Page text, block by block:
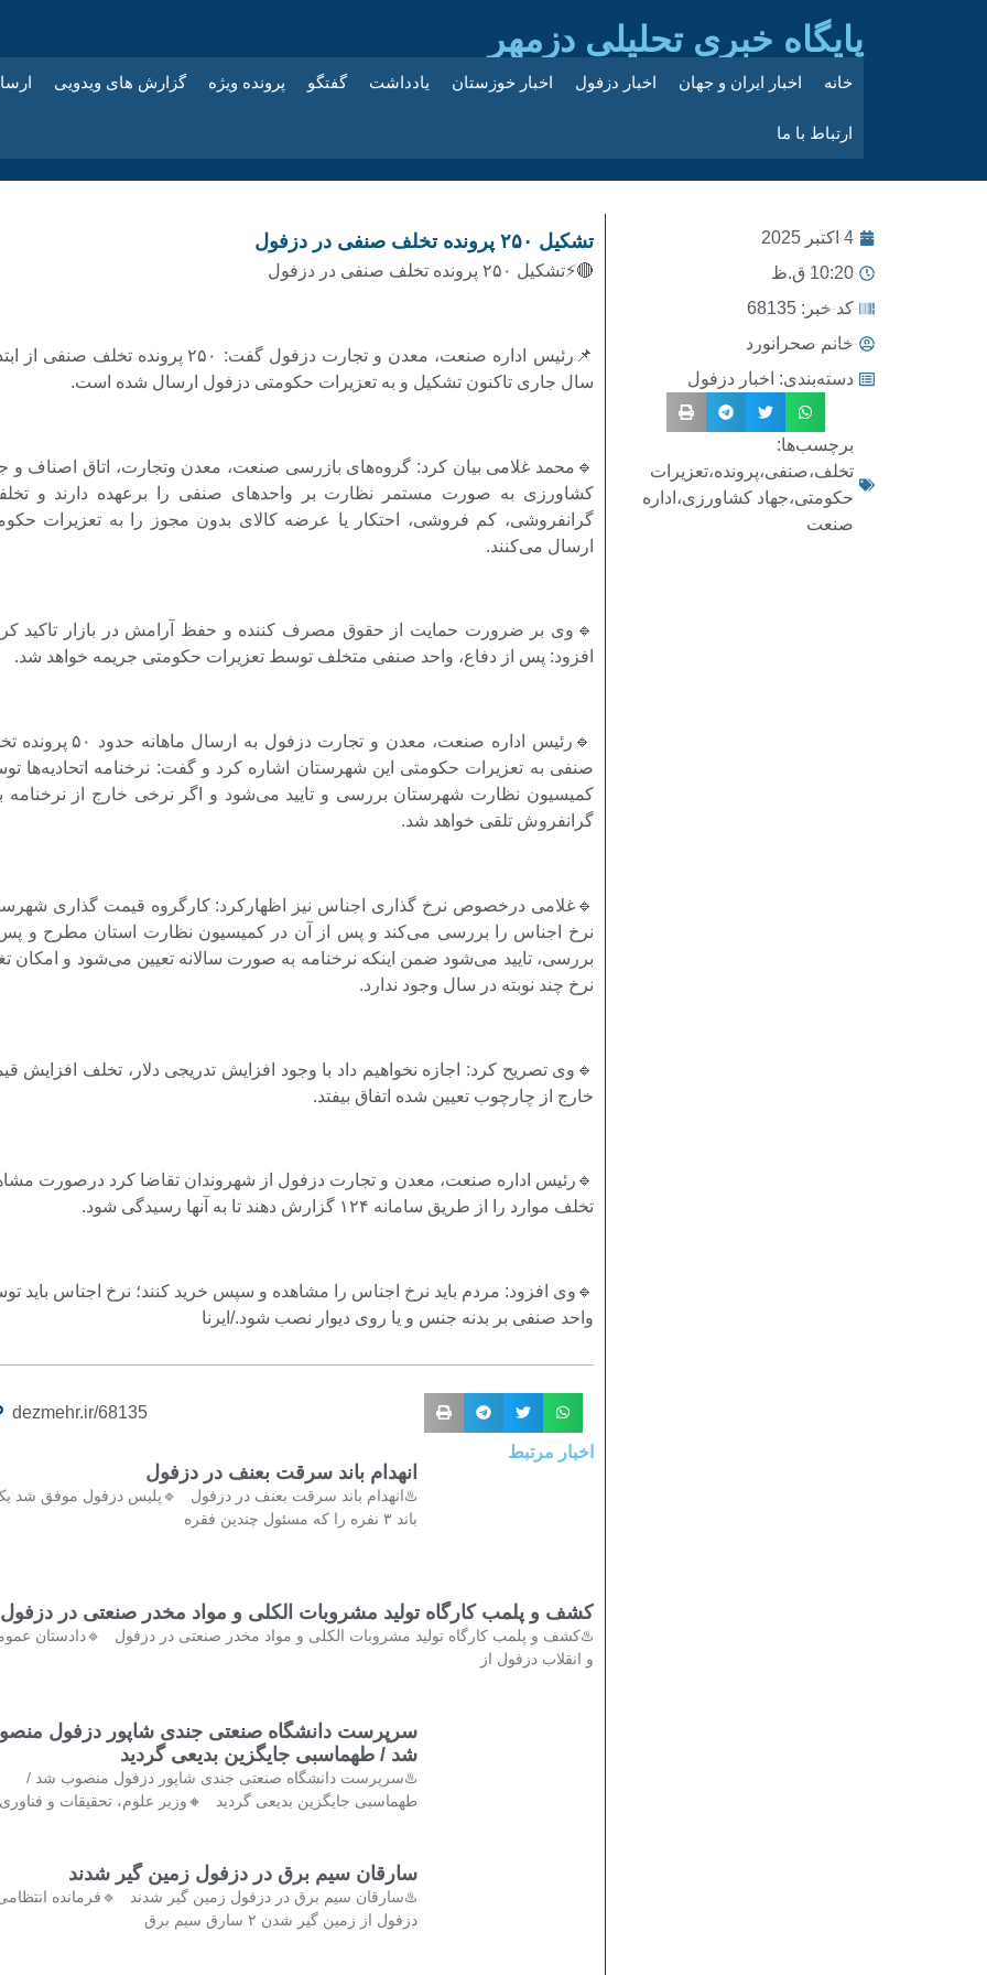
پایگاه خبری تحلیلی دزمهر
خانه اخبار ایران و جهان اخبار دزفول اخبار خوزستان یادداشت گفتگو پرونده ویژه گزارش های ویدویی
ارتباط با ما
4 اکتبر 2025
10:20 ق.ظ
کد خبر: 68135
خانم صحرانورد
دسته‌بندی: اخبار دزفول
برچسب‌ها:
تخلف،صنفی،پرونده،تعزیرات
حکومتی،جهاد کشاورزی،اداره
صنعت
تشکیل ۲۵۰ پرونده تخلف صنفی در دزفول
🔴⚡تشکیل ۲۵۰ پرونده تخلف صنفی در دزفول
📌رئیس اداره صنعت، معدن و تجارت دزفول گفت: ۲۵۰ پرونده تخلف صنفی
سال جاری تاکنون تشکیل و به تعزیرات حکومتی دزفول ارسال شده است.
🔹محمد غلامی بیان کرد: گروه‌های بازرسی صنعت، معدن وتجارت، اتاق اصناف و
کشاورزی به صورت مستمر نظارت بر واحدهای صنفی را برعهده دارند و
گرانفروشی، کم فروشی، احتکار یا عرضه کالای بدون مجوز را به تعزیرات
ارسال می‌کنند.
🔹وی بر ضرورت حمایت از حقوق مصرف کننده و حفظ آرامش در بازار تاکید
افزود: پس از دفاع، واحد صنفی متخلف توسط تعزیرات حکومتی جریمه خواهد شد.
🔹رئیس اداره صنعت، معدن و تجارت دزفول به ارسال ماهانه
صنفی به تعزیرات حکومتی این شهرستان اشاره کرد و گفت: نرخنامه اتحادیه‌ها
کمیسیون نظارت شهرستان بررسی و تایید می‌شود و اگر نرخی خارج از نرخنامه
گرانفروش تلقی خواهد شد.
🔹غلامی درخصوص نرخ گذاری اجناس نیز اظهارکرد: کارگروه قیمت گذاری
نرخ اجناس را بررسی می‌کند و پس از آن در کمیسیون نظارت استان مطرح و پس
بررسی، تایید می‌شود ضمن اینکه نرخنامه به صورت سالانه تعیین می‌شود و امکان
نرخ چند نوبته در سال وجود ندارد.
🔹وی تصریح کرد: اجازه نخواهیم داد با وجود افزایش تدریجی دلار، تخلف افزایش
خارج از چارچوب تعیین شده اتفاق بیفتد.
🔹رئیس اداره صنعت، معدن و تجارت دزفول از شهروندان تقاضا کرد درصورت
تخلف موارد را از طریق سامانه ۱۲۴ گزارش دهند تا به آنها رسیدگی شود.
🔹وی افزود: مردم باید نرخ اجناس را مشاهده و سپس خرید کنند؛ نرخ اجناس باید
واحد صنفی بر بدنه جنس و یا روی دیوار نصب شود./ایرنا
dezmehr.ir/68135
اخبار مرتبط
انهدام باند سرقت بعنف در دزفول
♨️انهدام باند سرقت بعنف در دزفول 🔹پلیس دزفول موفق شد
باند ۳ نفره را که مسئول چندین فقره
کشف و پلمب کارگاه تولید مشروبات الکلی و مواد مخدر صنعتی در دزفول
♨️کشف و پلمب کارگاه تولید مشروبات الکلی و مواد مخدر صنعتی در دزفول 🔹دادستان
و انقلاب دزفول از
سرپرست دانشگاه صنعتی جندی شاپور دزفول
شد / طهماسبی جایگزین بدیعی گردید
♨️سرپرست دانشگاه صنعتی جندی شاپور دزفول منصوب شد /
طهماسبی جایگزین بدیعی گردید 🔸وزیر علوم، تحقیقات و فناوری
سارقان سیم برق در دزفول زمین گیر شدند
♨️سارقان سیم برق در دزفول زمین گیر شدند 🔹فرمانده
دزفول از زمین گیر شدن ۲ سارق سیم برق